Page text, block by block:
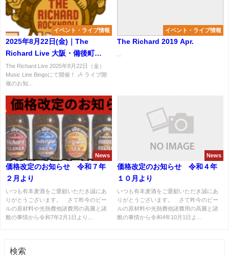
イベント・ライブ情報
2025年8月22日(金)｜The
Richard Live 大阪・備後町
Music Line Bingo
The Richard Live 2025年8月22日（金）
Music Line Bingoにて開催！ 🎶 ライブ開
催のお知...
イベント・ライブ情報
The Richard 2019 Apr.
News
価格改定のお知らせ 令和７年
２月より
いつも有本麦酒をご愛顧いただき誠にあ
りがとうございます。 さて昨今のビー
ルの原材料や光熱費他諸費用の高騰と諸
般の事情から令和7年2月1日より...
News
価格改定のお知らせ 令和４年
１０月より
いつも有本麦酒をご愛顧いただき誠にあ
りがとうございます。 さて昨今のビー
ルの原材料や光熱費他諸費用の高騰と諸
般の事情から令和4年10月1日よ...
検索